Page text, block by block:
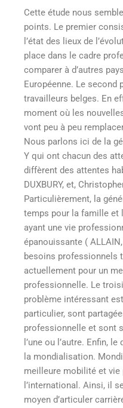
Cette étude nous
points. Le premier
l’état des lieux de
place dans le cadre
comparer à d’autres
Européenne. Le second
travailleurs belges. En
moment où les
vont peu à peu
Nous parlons ici de la
Y qui ont chacun des
diffèrent des attentes
DUXBURY, et,
Particulièrement, la
temps pour la famille et
ayant une vie
épanouissante (
besoins professionnels
actuellement pour un
professionnelle. Le
problème intéressant
particulier, sont
professionnelle et sont
l’une ou l’autre. Enfin,
la mondialisation.
meilleure mobilité et
l’international. Ainsi, il
moyen d’articuler